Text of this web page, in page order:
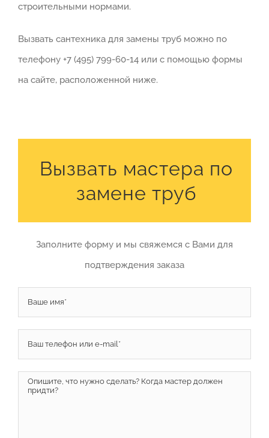
строительными нормами.
Вызвать сантехника для замены труб можно по
телефону +7 (495) 799-60-14 или с помощью формы
на сайте, расположенной ниже.
Вызвать мастера по
замене труб
Заполните форму и мы свяжемся с Вами для
подтверждения заказа